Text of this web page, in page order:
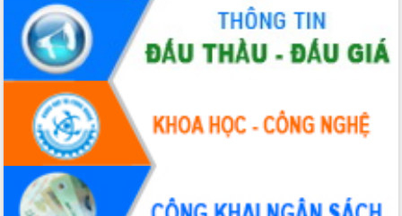
Tập huấn ứng dụng trí tuệ nhân tạo (AI)
trong thương mại điện tử năm 2026
Đoàn đại biểu Quốc hội tỉnh Đắk Lắk
trao đổi thông tin trước Kỳ họp thứ
nhất, Quốc hội khóa XVI
Quyết liệt cải cách hành chính, khơi
thông nguồn lực phát triển
Nâng cao hiệu lực, hiệu quả HĐND
tỉnh thông qua hiện đại hóa hành chính
Xã Ea Phê gắn cải cách hành chính với
chuyển đổi số